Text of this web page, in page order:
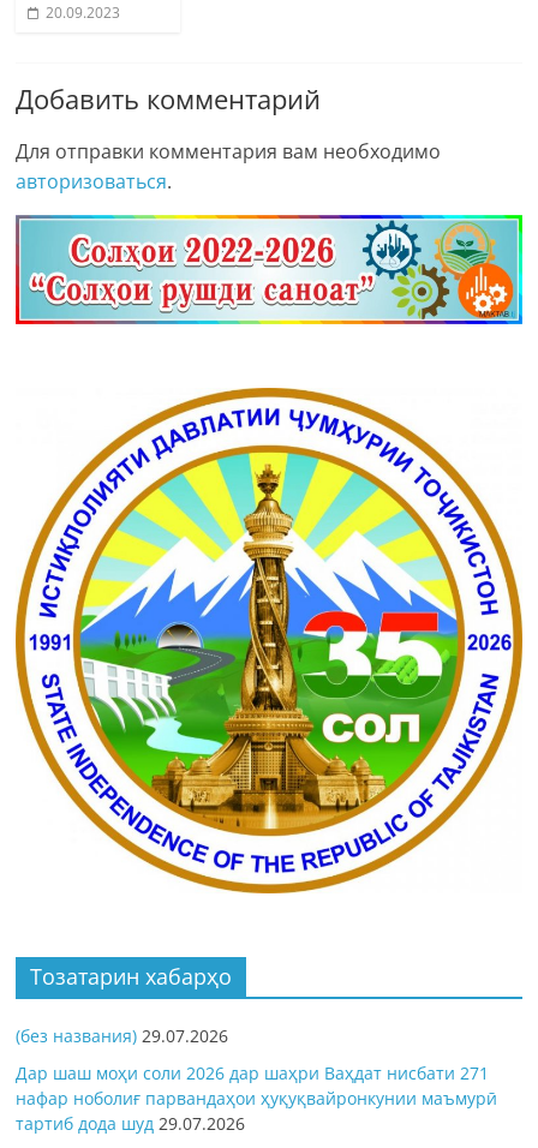
20.09.2023
Добавить комментарий
Для отправки комментария вам необходимо
авторизоваться.
Тозатарин хабарҳо
(без названия) 29.07.2026
Дар шаш моҳи соли 2026 дар шаҳри Ваҳдат нисбати 271
нафар ноболиғ парвандаҳои ҳуқуқвайронкунии маъмурӣ
тартиб дода шуд 29.07.2026